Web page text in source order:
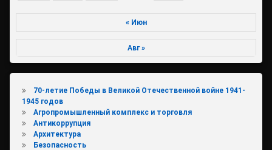
« Июн
Авг »
70-летие Победы в Великой Отечественной войне 1941-
1945 годов
Агропромышленный комплекс и торговля
Антикоррупция
Архитектура
Безопасность